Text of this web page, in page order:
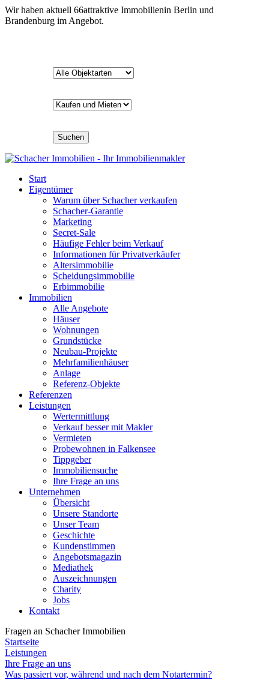
Wir haben aktuell 66attraktive Immobilienin Berlin und
Brandenburg im Angebot.
Suchen
Start
Eigentümer
Warum über Schacher verkaufen
Schacher-Garantie
Marketing
Secret-Sale
Häufige Fehler beim Verkauf
Informationen für Privatverkäufer
Altersimmobilie
Scheidungsimmobilie
Erbimmobilie
Immobilien
Alle Angebote
Häuser
Wohnungen
Grundstücke
Neubau-Projekte
Mehrfamilienhäuser
Anlage
Referenz-Objekte
Referenzen
Leistungen
Wertermittlung
Verkauf besser mit Makler
Vermieten
Probewohnen in Falkensee
Tippgeber
Immobiliensuche
Ihre Frage an uns
Unternehmen
Übersicht
Unsere Standorte
Unser Team
Geschichte
Kundenstimmen
Angebotsmagazin
Mediathek
Auszeichnungen
Charity
Jobs
Kontakt
Fragen an Schacher Immobilien
Startseite
Leistungen
Ihre Frage an uns
Was passiert vor, während und nach dem Notartermin?